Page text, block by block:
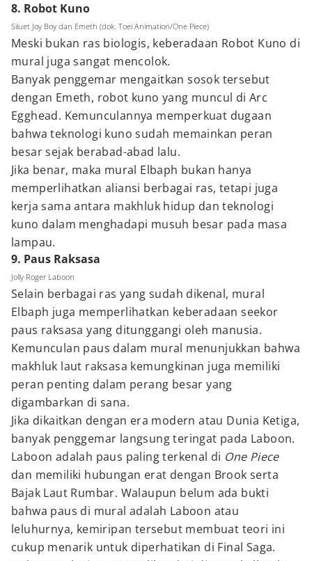
8. Robot Kuno
Siluet Joy Boy dan Emeth (dok. Toei Animation/One Piece)
Meski bukan ras biologis, keberadaan Robot Kuno di
mural juga sangat mencolok.
Banyak penggemar mengaitkan sosok tersebut
dengan Emeth, robot kuno yang muncul di Arc
Egghead. Kemunculannya memperkuat dugaan
bahwa teknologi kuno sudah memainkan peran
besar sejak berabad-abad lalu.
Jika benar, maka mural Elbaph bukan hanya
memperlihatkan aliansi berbagai ras, tetapi juga
kerja sama antara makhluk hidup dan teknologi
kuno dalam menghadapi musuh besar pada masa
lampau.
9. Paus Raksasa
Jolly Roger Laboon
Selain berbagai ras yang sudah dikenal, mural
Elbaph juga memperlihatkan keberadaan seekor
paus raksasa yang ditunggangi oleh manusia.
Kemunculan paus dalam mural menunjukkan bahwa
makhluk laut raksasa kemungkinan juga memiliki
peran penting dalam perang besar yang
digambarkan di sana.
Jika dikaitkan dengan era modern atau Dunia Ketiga,
banyak penggemar langsung teringat pada Laboon.
Laboon adalah paus paling terkenal di One Piece
dan memiliki hubungan erat dengan Brook serta
Bajak Laut Rumbar. Walaupun belum ada bukti
bahwa paus di mural adalah Laboon atau
leluhurnya, kemiripan tersebut membuat teori ini
cukup menarik untuk diperhatikan di Final Saga.